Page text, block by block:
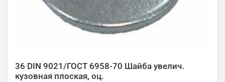
36 DIN 9021/ГОСТ 6958-70 Шайба увелич.
кузовная плоская, оц.